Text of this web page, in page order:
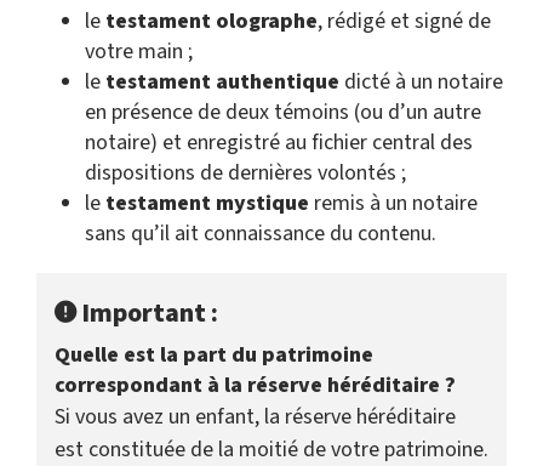
le testament olographe, rédigé et signé de
votre main ;
le testament authentique dicté à un notaire
en présence de deux témoins (ou d’un autre
notaire) et enregistré au fichier central des
dispositions de dernières volontés ;
le testament mystique remis à un notaire
sans qu’il ait connaissance du contenu.
Important :
Quelle est la part du patrimoine
correspondant à la réserve héréditaire ?
Si vous avez un enfant, la réserve héréditaire
est constituée de la moitié de votre patrimoine.